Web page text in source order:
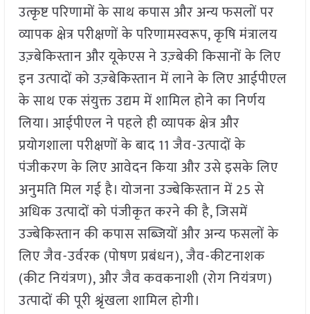
उत्कृष्ट परिणामों के साथ कपास और अन्य फसलों पर
व्यापक क्षेत्र परीक्षणों के परिणामस्वरूप, कृषि मंत्रालय
उज़्बेकिस्तान और यूकेएस ने उज़्बेकी किसानों के लिए
इन उत्पादों को उज़्बेकिस्तान में लाने के लिए आईपीएल
के साथ एक संयुक्त उद्यम में शामिल होने का निर्णय
लिया। आईपीएल ने पहले ही व्यापक क्षेत्र और
प्रयोगशाला परीक्षणों के बाद 11 जैव-उत्पादों के
पंजीकरण के लिए आवेदन किया और उसे इसके लिए
अनुमति मिल गई है। योजना उज्बेकिस्तान में 25 से
अधिक उत्पादों को पंजीकृत करने की है, जिसमें
उज्बेकिस्तान की कपास सब्जियों और अन्य फसलों के
लिए जैव-उर्वरक (पोषण प्रबंधन), जैव-कीटनाशक
(कीट नियंत्रण), और जैव कवकनाशी (रोग नियंत्रण)
उत्पादों की पूरी श्रृंखला शामिल होगी।